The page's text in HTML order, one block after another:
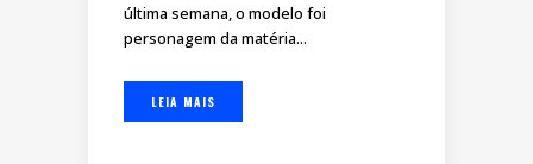
última semana, o modelo foi
personagem da matéria...
LEIA MAIS